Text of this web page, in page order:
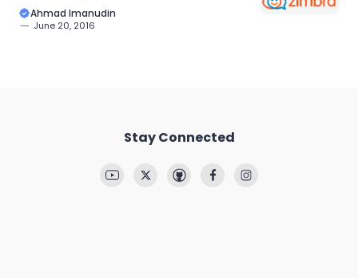
Ahmad Imanudin
June 20, 2016
Stay Connected